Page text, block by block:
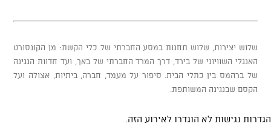
שלוש יצירות, שלוש תחנות במסע החברתי של כלי הקשת: מן הקונסורט
האנגלי השוויוני של בירד, דרך המרד החברתי של באך, ועד חדוות הנגינה
של ברהמס בין כתלי הבית. סיפור על מעמד, חברה, ביתיות, אצולה ועל
הקסם שבנגינה המשותפת.
הגדרות נגישות לא הוגדרו לאירוע הזה.